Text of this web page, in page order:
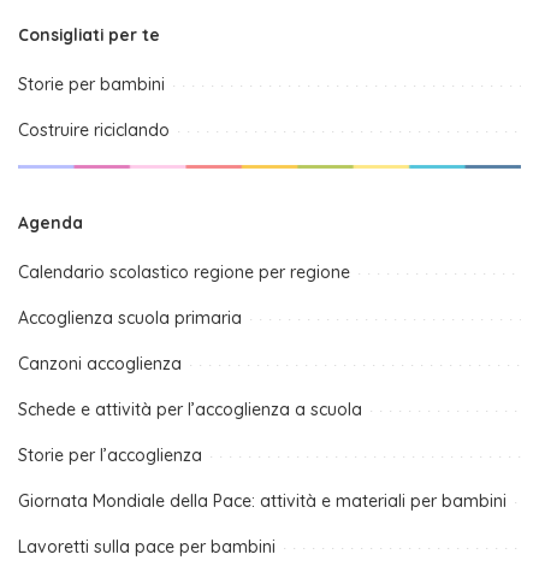
Consigliati per te
Storie per bambini
Costruire riciclando
Agenda
Calendario scolastico regione per regione
Accoglienza scuola primaria
Canzoni accoglienza
Schede e attività per l’accoglienza a scuola
Storie per l’accoglienza
Giornata Mondiale della Pace: attività e materiali per bambini
Lavoretti sulla pace per bambini